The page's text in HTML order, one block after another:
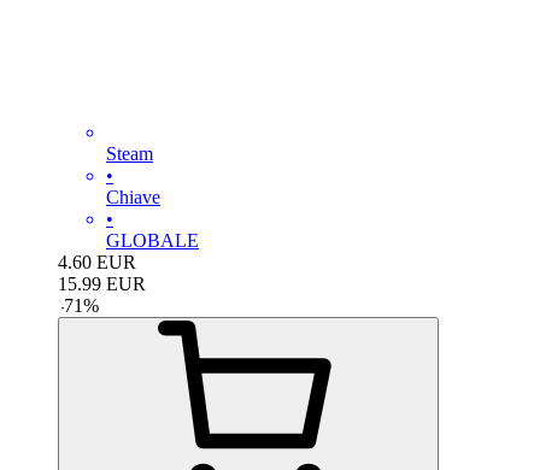
Steam
•
Chiave
•
GLOBALE
4.60 EUR
15.99 EUR
-71%